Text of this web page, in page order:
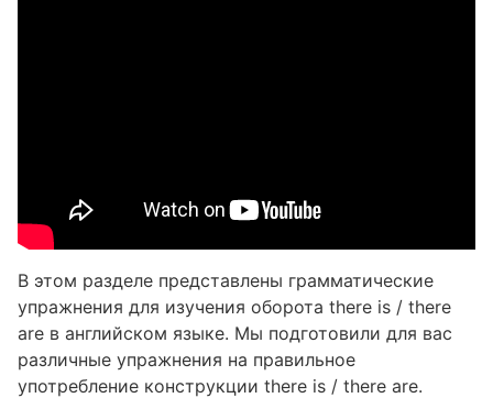
В этом разделе представлены грамматические
упражнения для изучения оборота there is / there
are в английском языке. Мы подготовили для вас
различные упражнения на правильное
употребление конструкции there is / there are.